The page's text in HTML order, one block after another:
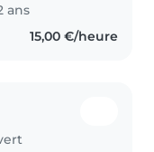
ans
15,00 €/heure